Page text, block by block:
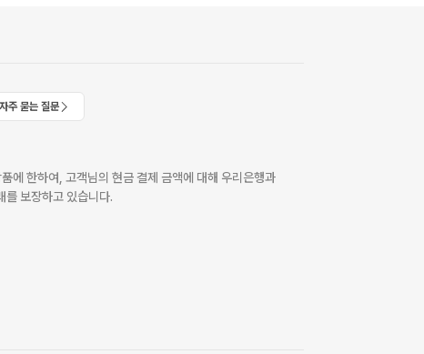
자주 묻는 질문
에 한하여, 고객님의 현금 결제 금액에 대해 우리은행과
를 보장하고 있습니다.